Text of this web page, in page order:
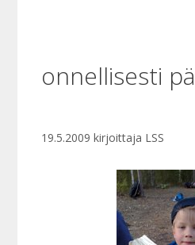
onnellisesti
19.5.2009 kirjoittaja LSS